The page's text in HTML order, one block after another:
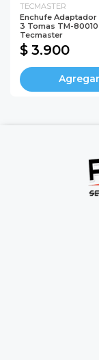
TECMASTER
Enchufe
3 Tomas TM-
Tecmaster
$ 3.900
Agregar